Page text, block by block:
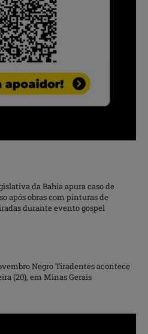
da Bahia apura caso de
após obras com pinturas de
durante evento gospel
Negro Tiradentes acontece
(20), em Minas Gerais